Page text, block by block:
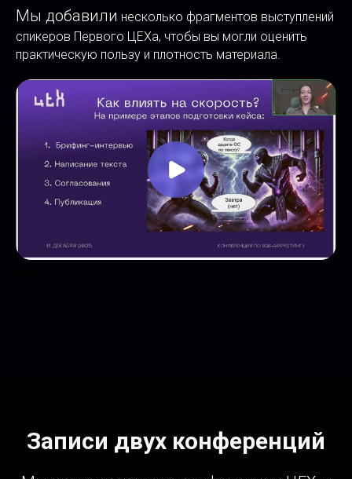
Мы добавили несколько фрагментов выступлений
спикеров Первого ЦЕХа, чтобы вы могли оценить
практическую пользу и плотность материала.
Записи двух конференций